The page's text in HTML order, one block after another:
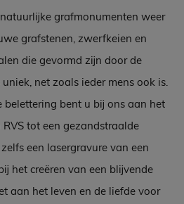
grafmonumenten weer
grafstenen, zwerfkeien en
die gevormd zijn door de
net zoals ieder mens ook is.
belettering bent u bij ons aan het
tot een gezandstraalde
een lasergravure van een
het creëren van een blijvende
aan het leven en de liefde voor